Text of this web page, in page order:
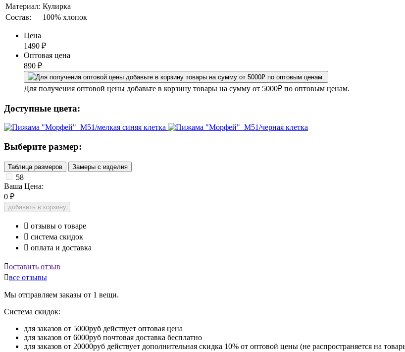
Материал: Кулирка
Состав:
100% хлопок
Цена
1490 ₽
Оптовая цена
890 ₽
Для получения оптовой цены добавьте в корзину товары на сумму от 5000₽ по оптовым ценам.
Доступные цвета:
Выберите размер:
Таблица размеров Замеры с изделия
58
Ваша Цена:
0 ₽
добавить в корзину
 отзывы о товаре
 система скидок
 оплата и доставка
оставить отзыв
все отзывы
Мы отправляем заказы от 1 вещи.
Система скидок:
для заказов от 5000руб действует оптовая цена
для заказов от 6000руб почтовая доставка бесплатно
для заказов от 20000руб действует дополнительная скидка 10% от оптовой цены (не распространяется на